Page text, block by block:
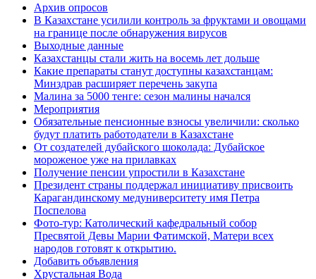
Архив опросов
В Казахстане усилили контроль за фруктами и овощами
на границе после обнаружения вирусов
Выходные данные
Казахстанцы стали жить на восемь лет дольше
Какие препараты станут доступны казахстанцам:
Минздрав расширяет перечень закупа
Малина за 5000 тенге: сезон малины начался
Мероприятия
Обязательные пенсионные взносы увеличили: сколько
будут платить работодатели в Казахстане
От создателей дубайского шоколада: Дубайское
мороженое уже на прилавках
Получение пенсии упростили в Казахстане
Президент страны поддержал инициативу присвоить
Карагандинскому медуниверситету имя Петра
Поспелова
Фото-тур: Католический кафедральный собор
Пресвятой Девы Марии Фатимской, Матери всех
народов готовят к открытию.
Добавить объявления
Хрустальная Вода